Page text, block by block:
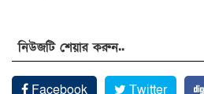
নিউজটি শেয়ার করুন..
Facebook Twitter